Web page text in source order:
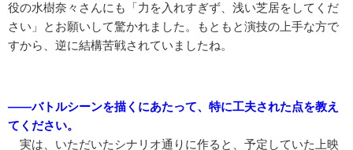
役の水樹奈々さんにも「力を入れすぎず、浅い芝居をしてくだ
さい」とお願いして驚かれました。もともと演技の上手な方で
すから、逆に結構苦戦されていましたね。
――バトルシーンを描くにあたって、特に工夫された点を教え
てください。
実は、いただいたシナリオ通りに作ると、予定していた上映